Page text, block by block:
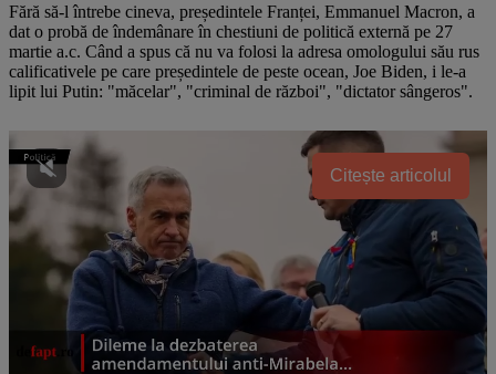
Fără să-l întrebe cineva, președintele Franței, Emmanuel Macron, a
dat o probă de îndemânare în chestiuni de politică externă pe 27
martie a.c. Când a spus că nu va folosi la adresa omologului său rus
calificativele pe care președintele de peste ocean, Joe Biden, i le-a
lipit lui Putin: "măcelar", "criminal de război", "dictator sângeros".
Citește articolul